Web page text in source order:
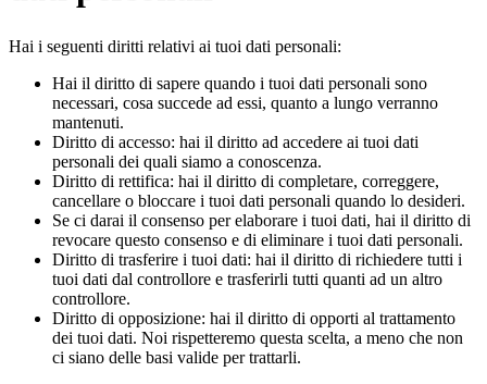
Hai i seguenti diritti relativi ai tuoi dati personali:
Hai il diritto di sapere quando i tuoi dati personali sono
necessari, cosa succede ad essi, quanto a lungo verranno
mantenuti.
Diritto di accesso: hai il diritto ad accedere ai tuoi dati
personali dei quali siamo a conoscenza.
Diritto di rettifica: hai il diritto di completare, correggere,
cancellare o bloccare i tuoi dati personali quando lo desideri.
Se ci darai il consenso per elaborare i tuoi dati, hai il diritto di
revocare questo consenso e di eliminare i tuoi dati personali.
Diritto di trasferire i tuoi dati: hai il diritto di richiedere tutti i
tuoi dati dal controllore e trasferirli tutti quanti ad un altro
controllore.
Diritto di opposizione: hai il diritto di opporti al trattamento
dei tuoi dati. Noi rispetteremo questa scelta, a meno che non
ci siano delle basi valide per trattarli.